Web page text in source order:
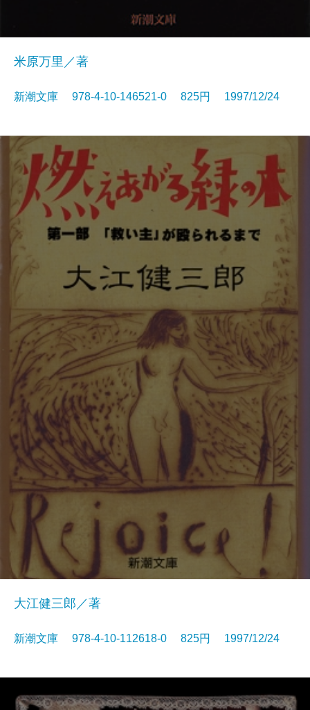
米原万里／著
新潮文庫 978-4-10-146521-0 825円 1997/12/24
大江健三郎／著
新潮文庫 978-4-10-112618-0 825円 1997/12/24